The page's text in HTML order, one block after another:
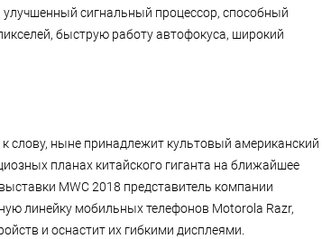
сигнальный процессор, способный
быструю работу автофокуса, широкий
слову, ныне принадлежит культовый американский
планах китайского гиганта на ближайшее
MWC 2018 представитель компании
линейку мобильных телефонов Motorola Razr,
и оснастит их гибкими дисплеями.